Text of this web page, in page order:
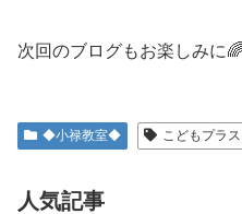
次回のブログもお楽しみに🌈
◆小禄教室◆ こどもプラス
人気記事